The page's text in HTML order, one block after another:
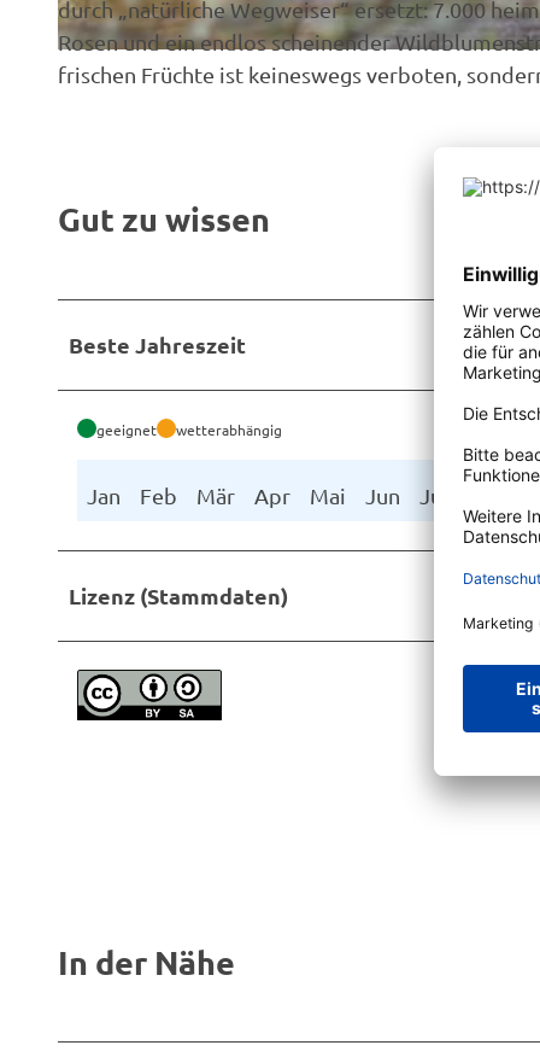
durch „natürliche Wegweiser“ ersetzt: 7.000
Rosen und ein endlos scheinender
frischen Früchte ist keineswegs verboten,
Gut zu wissen
Beste Jahreszeit
geeignet wetterabhängig
Jan Feb Mär Apr Mai Jun Jul
Lizenz (Stammdaten)
In der Nähe